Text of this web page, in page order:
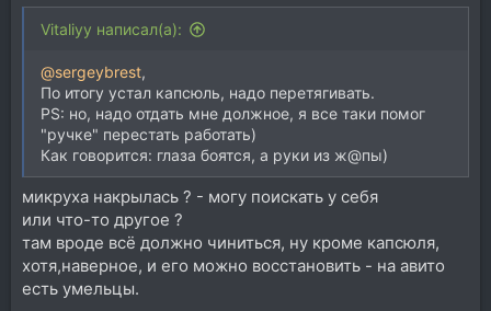
Vitaliyy написал(а):
@sergeybrest,
По итогу устал капсюль, надо перетягивать.
PS: но, надо отдать мне должное, я все таки помог
"ручке" перестать работать)
Как говорится: глаза боятся, а руки из ж@пы)
микруха накрылась ? - могу поискать у себя
или что-то другое ?
там вроде всё должно чиниться, ну кроме капсюля,
хотя,наверное, и его можно восстановить - на авито
есть умельцы.